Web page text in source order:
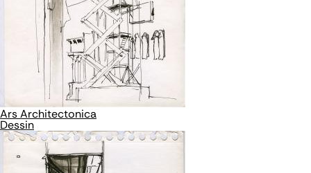
Ars Architectonica
Dessin